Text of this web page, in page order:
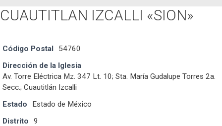
CUAUTITLAN IZCALLI «SION»
Código Postal
54760
Dirección de la Iglesia
Av. Torre Eléctrica Mz. 347 Lt. 10; Sta. María Gudalupe Torres 2a.
Secc.; Cuautitlán Izcalli
Estado
Estado de México
Distrito
9